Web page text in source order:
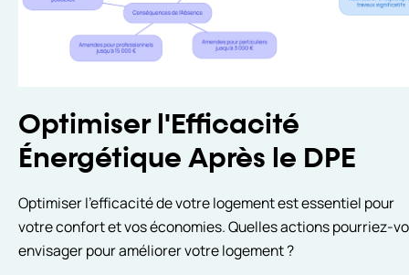
Optimiser l'Efficacité
Énergétique Après le DPE
Optimiser l'efficacité de votre logement est essentiel pour
votre confort et vos économies. Quelles actions pourriez-
envisager pour améliorer votre logement ?